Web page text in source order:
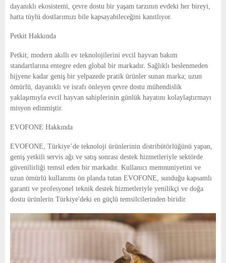
dayanıklı ekosistemi, çevre dostu bir yaşam tarzının evdeki her bireyi,
hatta tüylü dostlarımızı bile kapsayabileceğini kanıtlıyor.
Petkit Hakkında
Petkit, modern akıllı ev teknolojilerini evcil hayvan bakım
standartlarına entegre eden global bir markadır. Sağlıklı beslenmeden
hijyene kadar geniş bir yelpazede pratik ürünler sunan marka; uzun
ömürlü, dayanıklı ve israfı önleyen çevre dostu mühendislik
yaklaşımıyla evcil hayvan sahiplerinin günlük hayatını kolaylaştırmayı
misyon edinmiştir.
EVOFONE Hakkında
EVOFONE, Türkiye’de teknoloji ürünlerinin distribütörlüğünü yapan,
geniş yetkili servis ağı ve satış sonrası destek hizmetleriyle sektörde
güvenilirliği temsil eden bir markadır. Kullanıcı memnuniyetini ve
uzun ömürlü kullanımı ön planda tutan EVOFONE, sunduğu kapsamlı
garanti ve profesyonel teknik destek hizmetleriyle yenilikçi ve doğa
dostu ürünlerin Türkiye'deki en güçlü temsilcilerinden biridir.